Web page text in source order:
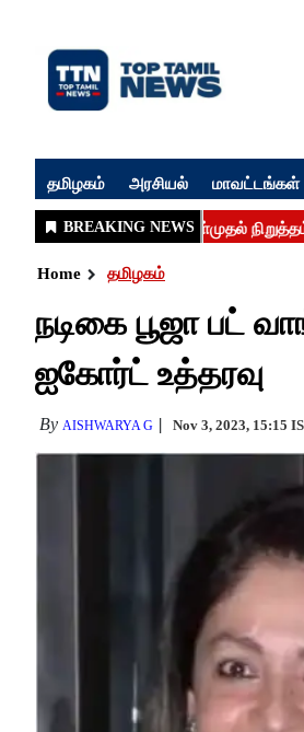
தமிழகம் அரசியல் மாவட்டங்கள்
Home தமிழகம்
நடிகை பூஜா பட்
ஐகோர்ட் உத்தரவு
By AISHWARYA G Nov 3, 2023, 15:15